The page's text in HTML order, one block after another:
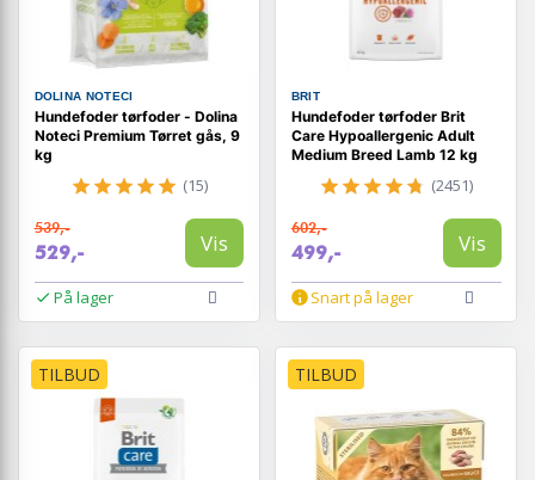
DOLINA NOTECI
Hundefoder tørfoder - Dolina
Noteci Premium Tørret gås, 9
kg
(15)
539,-
529,- Vis
På lager
BRIT
Hundefoder tørfoder Brit
Care Hypoallergenic Adult
Medium Breed Lamb 12 kg
(2451)
602,-
499,- Vis
Snart på lager
TILBUD TILBUD